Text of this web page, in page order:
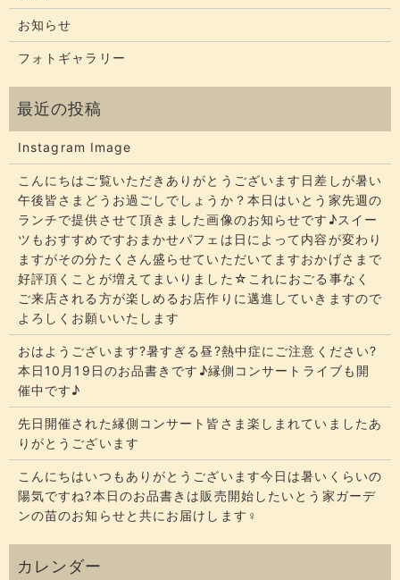
お知らせ
フォトギャラリー
Instagram Image
こんにちはご覧いただきありがとうございます​​​日差しが暑い
午後皆さまどうお過ごしでしょうか？​​​本日はいとう家先週の
ランチで提供させて頂きました画像のお知らせです♪スイー
ツもおすすめですおまかせパフェは日によって内容が変わり
ますがその分たくさん盛らせていただいてます​​​おかげさまで
好評頂くことが増えてまいりました☆​​これにおごる事なく
ご来店される方が楽しめるお店作りに邁進していきますので
よろしくお願いいたします
おはようございます?暑すぎる昼?熱中症にご注意ください?
本日10月19日のお品書きです♪縁側コンサートライブも開
催中です♪
先日開催された縁側コンサート皆さま楽しまれていましたあ
りがとうございます
こんにちはいつもありがとうございます今日は暑いくらいの
陽気ですね?本日のお品書きは販売開始したいとう家ガーデ
ンの苗のお知らせと共にお届けします‍♀️